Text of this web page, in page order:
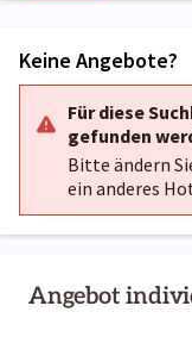
Angebot
Keine Angebote?
Für diese
gefunden
Bitte ändern
ein anderes